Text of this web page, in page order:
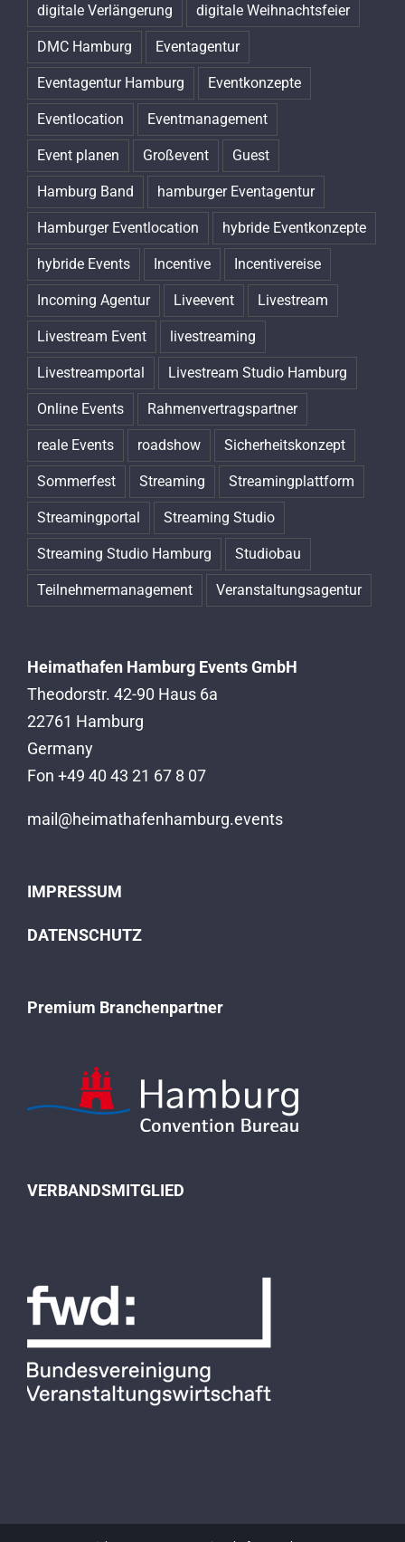
digitale Verlängerung digitale Weihnachtsfeier
DMC Hamburg Eventagentur
Eventagentur Hamburg Eventkonzepte
Eventlocation Eventmanagement
Event planen Großevent Guest
Hamburg Band hamburger Eventagentur
Hamburger Eventlocation hybride Eventkonzepte
hybride Events Incentive Incentivereise
Incoming Agentur Liveevent Livestream
Livestream Event livestreaming
Livestreamportal Livestream Studio Hamburg
Online Events Rahmenvertragspartner
reale Events roadshow Sicherheitskonzept
Sommerfest Streaming Streamingplattform
Streamingportal Streaming Studio
Streaming Studio Hamburg Studiobau
Teilnehmermanagement Veranstaltungsagentur
Heimathafen Hamburg Events GmbH
Theodorstr. 42-90 Haus 6a
22761 Hamburg
Germany
Fon +49 40 43 21 67 8 07
mail@heimathafenhamburg.events
IMPRESSUM
DATENSCHUTZ
Premium Branchenpartner
VERBANDSMITGLIED